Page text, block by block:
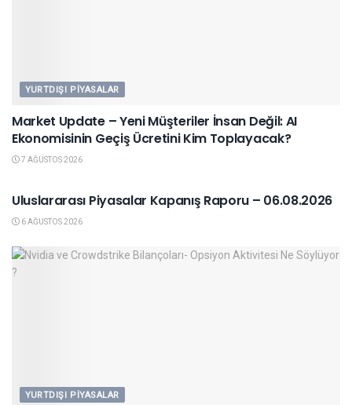
YURTDIŞI PIYASALAR
Market Update – Yeni Müşteriler İnsan Değil: AI
Ekonomisinin Geçiş Ücretini Kim Toplayacak?
7 AĞUSTOS 2026
Uluslararası Piyasalar Kapanış Raporu – 06.08.2026
6 AĞUSTOS 2026
YURTDIŞI PIYASALAR